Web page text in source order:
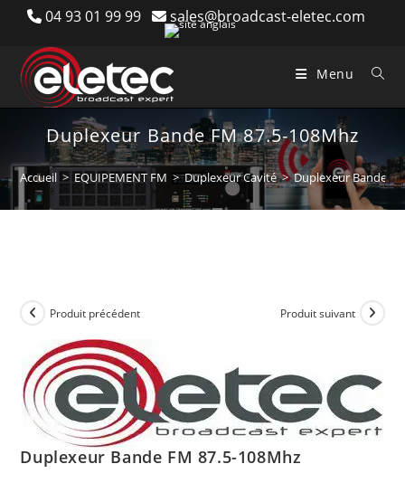
content
04 93 01 99 99 sales@broadcast-eletec.com
Menu
Duplexeur Bande FM 87.5-108Mhz
Accueil > EQUIPEMENT FM > Duplexeur Cavité > Duplexeur Bande
Produit précédent Produit suivant
Duplexeur Bande FM 87.5-108Mhz